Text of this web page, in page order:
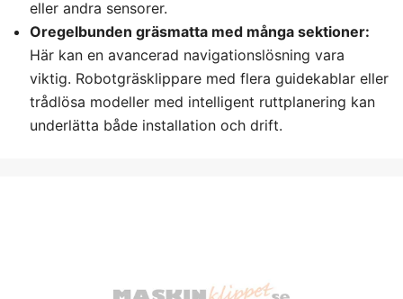
eller andra sensorer.
Oregelbunden gräsmatta med många sektioner:
Här kan en avancerad navigationslösning vara
viktig. Robotgräsklippare med flera guidekablar eller
trådlösa modeller med intelligent ruttplanering kan
underlätta både installation och drift.